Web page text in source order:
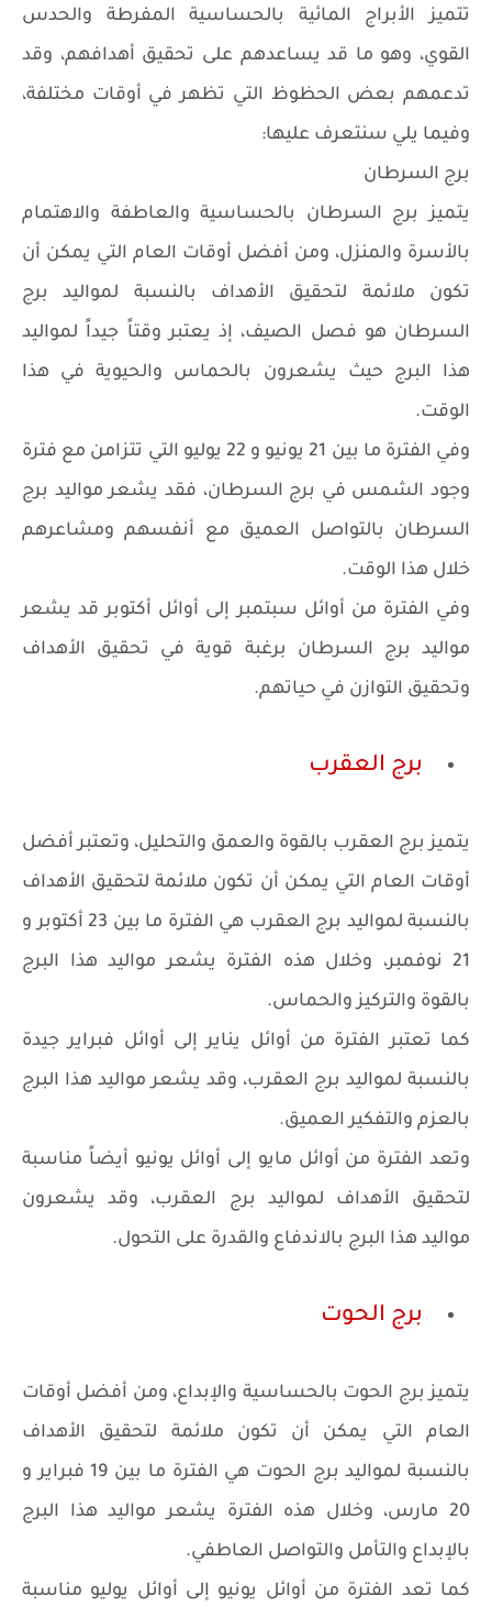
تتميز الأبراج المائية بالحساسية المفرطة والحدس
القوي، وهو ما قد يساعدهم على تحقيق أهدافهم، وقد
تدعمهم بعض الحظوظ التي تظهر في أوقات مختلفة،
وفيما يلي سنتعرف عليها:
برج السرطان
يتميز برج السرطان بالحساسية والعاطفة والاهتمام
بالأسرة والمنزل، ومن أفضل أوقات العام التي يمكن أن
تكون ملائمة لتحقيق الأهداف بالنسبة لمواليد برج
السرطان هو فصل الصيف، إذ يعتبر وقتاً جيداً لمواليد
هذا البرج حيث يشعرون بالحماس والحيوية في هذا
الوقت.
وفي الفترة ما بين 21 يونيو و 22 يوليو التي تتزامن مع فترة
وجود الشمس في برج السرطان، فقد يشعر مواليد برج
السرطان بالتواصل العميق مع أنفسهم ومشاعرهم
خلال هذا الوقت.
وفي الفترة من أوائل سبتمبر إلى أوائل أكتوبر قد يشعر
مواليد برج السرطان برغبة قوية في تحقيق الأهداف
وتحقيق التوازن في حياتهم.
برج العقرب
يتميز برج العقرب بالقوة والعمق والتحليل، وتعتبر أفضل
أوقات العام التي يمكن أن تكون ملائمة لتحقيق الأهداف
بالنسبة لمواليد برج العقرب هي الفترة ما بين 23 أكتوبر و
21 نوفمبر، وخلال هذه الفترة يشعر مواليد هذا البرج
بالقوة والتركيز والحماس.
كما تعتبر الفترة من أوائل يناير إلى أوائل فبراير جيدة
بالنسبة لمواليد برج العقرب، وقد يشعر مواليد هذا البرج
بالعزم والتفكير العميق.
وتعد الفترة من أوائل مايو إلى أوائل يونيو أيضاً مناسبة
لتحقيق الأهداف لمواليد برج العقرب، وقد يشعرون
مواليد هذا البرج بالاندفاع والقدرة على التحول.
برج الحوت
يتميز برج الحوت بالحساسية والإبداع، ومن أفضل أوقات
العام التي يمكن أن تكون ملائمة لتحقيق الأهداف
بالنسبة لمواليد برج الحوت هي الفترة ما بين 19 فبراير و
20 مارس، وخلال هذه الفترة يشعر مواليد هذا البرج
بالإبداع والتأمل والتواصل العاطفي.
كما تعد الفترة من أوائل يونيو إلى أوائل يوليو مناسبة